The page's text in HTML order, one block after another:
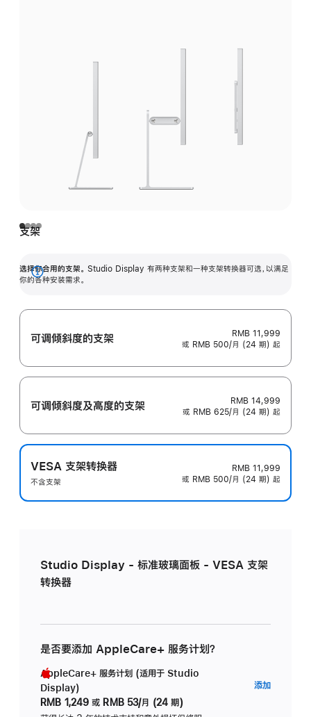
支架
选择你合用的支架。 Studio Display 有两种支架和一种支架转换器可选，以满足
你的各种安装需求。
展
可调倾斜度的支架
RMB 11,999
或 RMB 500/月 (24 期) 起
可调倾斜度及高‍度的支‍架
RMB 14,999
或 RMB 625/月 (24 期) 起
VESA 支架转换器
不含支架
RMB 11,999
或 RMB 500/月 (24 期) 起
Studio Display - 标准玻璃面板 - VESA 支架
转换器
是否要添加 AppleCare+ 服务计划？
AppleCare+ 服务计划 (适用于 Studio
Display)
RMB 1,249 或 RMB 53/月 (24 期)
添加